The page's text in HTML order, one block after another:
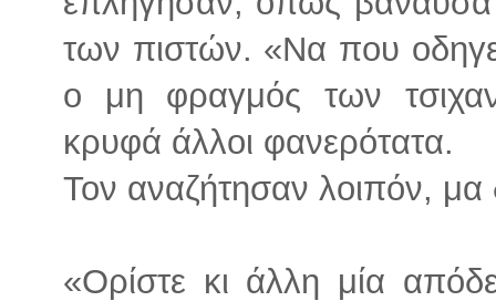
των πιστών. «Να που
ο μη φραγμός των
κρυφά άλλοι φανερότατα.
Τον αναζήτησαν λοιπόν,
«Ορίστε κι άλλη μία